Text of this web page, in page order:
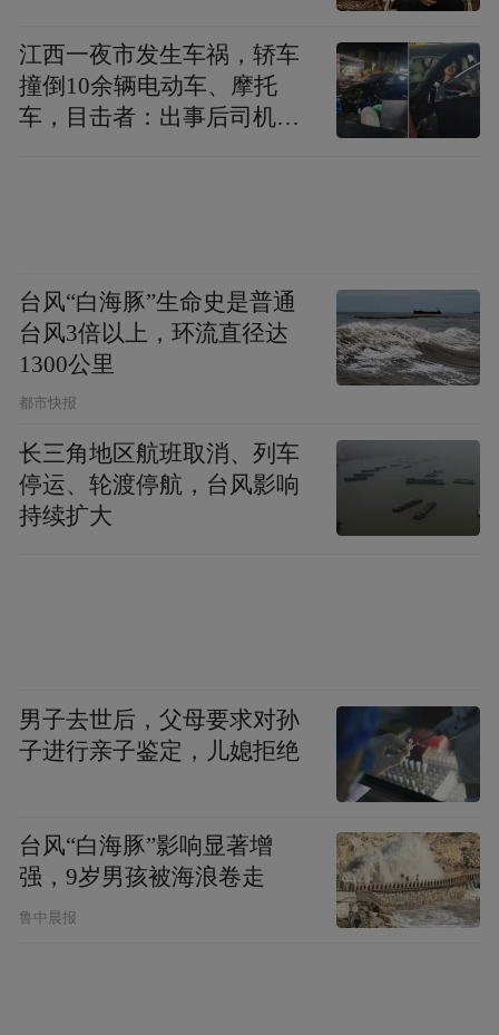
来源：徐州发布
by the user of Dafeng Hao, which is a social media
platform and merely provides information storage
space services.”
江西一夜市发生车祸，轿车
撞倒10余辆电动车、摩托
车，目击者：出事后司机一
台风“白海豚”生命史是普通
台风3倍以上，环流直径达
1300公里
都市快报
长三角地区航班取消、列车
停运、轮渡停航，台风影响
持续扩大
男子去世后，父母要求对孙
子进行亲子鉴定，儿媳拒绝
台风“白海豚”影响显著增
强，9岁男孩被海浪卷走
鲁中晨报